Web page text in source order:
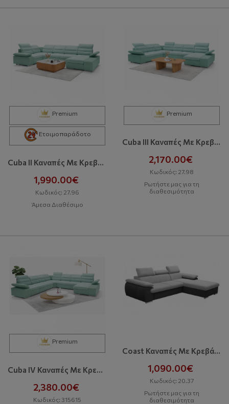
Premium
Ετοιμοπαράδοτο
Cuba II Καναπές Με Κρεβάτι Και Αποθηκευτικό Χώρο
1,990.00€
Κωδικός: 27.96
Άμεσα Διαθέσιμο
Premium
Cuba III Καναπές Με Κρεβάτι Και Αποθηκευτικό Χώρο
2,170.00€
Κωδικός: 27.98
Ρωτήστε μας για τη
διαθεσιμότητα
Premium
Cuba IV Καναπές Με Κρεβάτι Και Αποθηκευτικό Χώρο
2,380.00€
Κωδικός: 315615
Coast Καναπές Με Κρεβάτι Και Αποθηκευτικό Χώρο
1,090.00€
Κωδικός: 20.37
Ρωτήστε μας για τη
διαθεσιμότητα